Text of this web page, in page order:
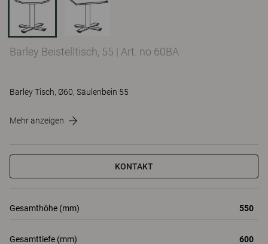
Barley Beistelltisch, 55 | Art. no 60BA
Barley Tisch, Ø60, Säulenbein 55
Mehr anzeigen
KONTAKT
Gesamthöhe (mm) 550
Gesamttiefe (mm) 600